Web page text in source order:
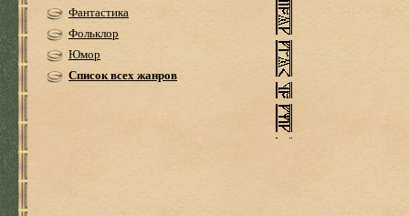
Фантастика
Фольклор
Юмор
Список всех жанров